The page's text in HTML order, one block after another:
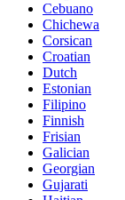
Cebuano
Chichewa
Corsican
Croatian
Dutch
Estonian
Filipino
Finnish
Frisian
Galician
Georgian
Gujarati